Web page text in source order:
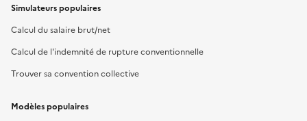
Simulateurs populaires
Calcul du salaire brut/net
Calcul de l'indemnité de rupture conventionnelle
Trouver sa convention collective
Modèles populaires